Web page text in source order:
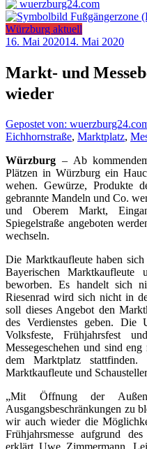
Würzburg aktuell
16. Mai 202014. Mai 2020
Markt- und
wieder
Gepostet von:
Eichhornstraße, Marktplatz,
Würzburg – Ab
Plätzen in Würzburg ein
wehen. Gewürze, Produkte
gebrannte Mandeln und Co.
und Oberem Markt,
Spiegelstraße angeboten
wechseln.
Die Marktkaufleute haben
Bayerischen Marktkaufleute
beworben. Es handelt sich
Riesenrad wird sich nicht in
soll dieses Angebot den
des Verdienstes geben. Die
Volksfeste, Frühjahrsfest
Messegeschehen und sind
dem Marktplatz
Marktkaufleute und
„Mit Öffnung der
Ausgangsbeschränkungen zu
wir auch wieder die
Frühjahrsmesse aufgrund
erklärt Uwe Zimmermann,